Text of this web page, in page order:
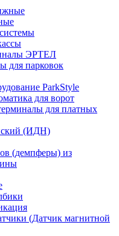
ЭРТЕЛ
для парковок
ParkStyle
для ворот
для платных
(ИДН)
(демпферы) из
(Датчик магнитной